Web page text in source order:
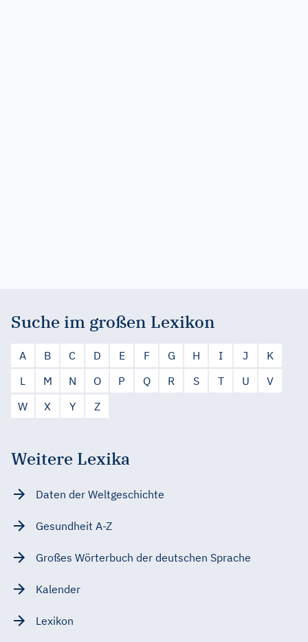
Suche im großen Lexikon
A B C D E F G H I J
K
L
M N O P Q R S T U
V
W
X Y Z
Weitere Lexika
Daten der Weltgeschichte
Gesundheit A-Z
Großes Wörterbuch der deutschen Sprache
Kalender
Lexikon